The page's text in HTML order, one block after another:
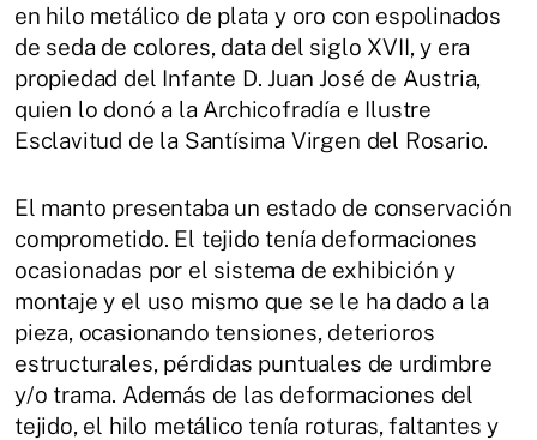
en hilo metálico de plata y oro con espolinados
de seda de colores, data del siglo XVII, y era
propiedad del Infante D. Juan José de Austria,
quien lo donó a la Archicofradía e Ilustre
Esclavitud de la Santísima Virgen del Rosario.
El manto presentaba un estado de conservación
comprometido. El tejido tenía deformaciones
ocasionadas por el sistema de exhibición y
montaje y el uso mismo que se le ha dado a la
pieza, ocasionando tensiones, deterioros
estructurales, pérdidas puntuales de urdimbre
y/o trama. Además de las deformaciones del
tejido, el hilo metálico tenía roturas, faltantes y